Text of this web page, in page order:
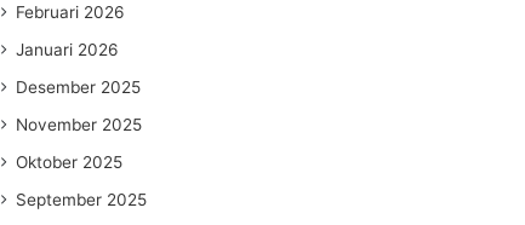
Februari 2026
Januari 2026
Desember 2025
November 2025
Oktober 2025
September 2025